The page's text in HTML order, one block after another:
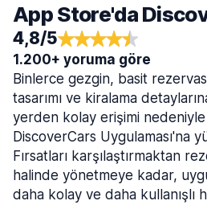
App Store'da
4,8/5
1.200+ yoruma göre
Binlerce gezgin, basit
tasarımı ve kiralama
yerden kolay erişimi
DiscoverCars Uygulaması'na
Fırsatları karşılaştırmaktan
halinde yönetmeye kadar,
daha kolay ve daha kullanışlı